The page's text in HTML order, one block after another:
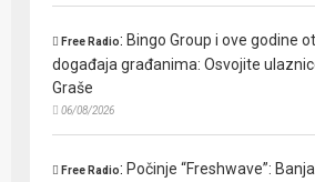
Free Radio: Bingo Group i ove godine
događaja građanima: Osvojite
Graše
06/08/2026
Free Radio: Počinje “Freshwave”: